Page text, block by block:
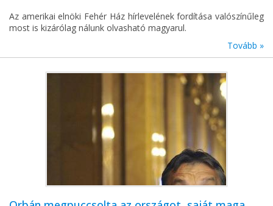
Az amerikai elnöki Fehér Ház hírlevelének fordítása valószínűleg
most is kizárólag nálunk olvasható magyarul.
Tovább »